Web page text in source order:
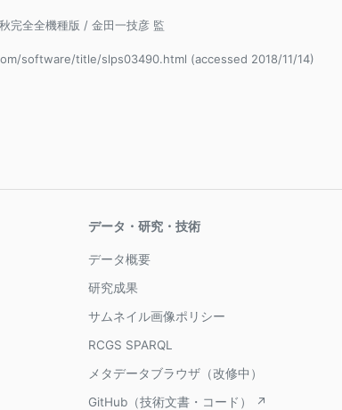
完全全機種版 / 金田一技彦 監
software/title/slps03490.html (accessed 2018/11/14)
データ・研究・技術
データ概要
研究成果
サムネイル画像ポリシー
RCGS SPARQL
メタデータブラウザ（改修中）
GitHub（技術文書・コード） ↗